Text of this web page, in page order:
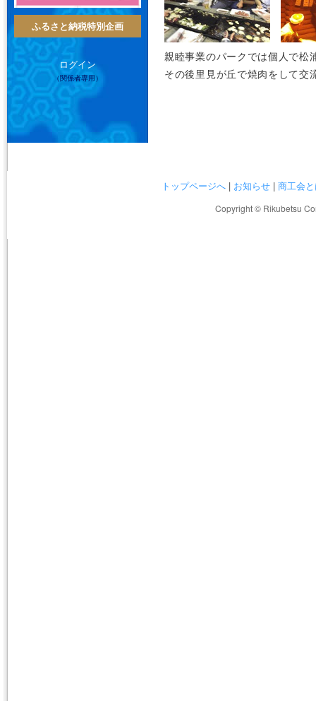
ふるさと納税特別企画
ログイン
（関係者専用）
親睦事業のパークでは個人で松
その後里見が丘で焼肉をして交
トップページへ| お知らせ| 商工会
Copyright © Rikubetsu